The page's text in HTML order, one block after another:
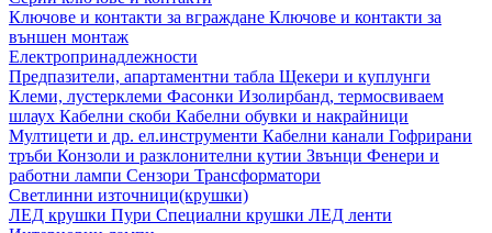
Ключове и контакти за вграждане Ключове и контакти за
външен монтаж
Електропринадлежности
Предпазители, апартаментни табла Щекери и куплунги
Клеми, лустерклеми Фасонки Изолирбанд, термосвиваем
шлаух Кабелни скоби Кабелни обувки и накрайници
Мултицети и др. ел.инструменти Кабелни канали Гофрирани
тръби Конзоли и разклонителни кутии Звънци Фенери и
работни лампи Сензори Трансформатори
Светлинни източници(крушки)
ЛЕД крушки Пури Специални крушки ЛЕД ленти